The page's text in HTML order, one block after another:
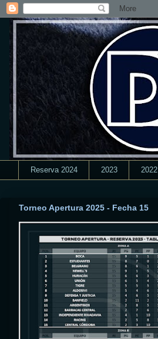
Reserva 2024 2023 2022
Torneo Apertura 2025 - Fecha 15